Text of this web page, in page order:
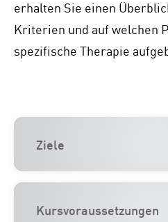
erhalten Sie einen
Kriterien und auf welchen
spezifische Therapie
Ziele
Kursvoraussetzungen